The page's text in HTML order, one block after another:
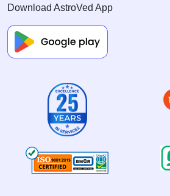
Download AstroVed App